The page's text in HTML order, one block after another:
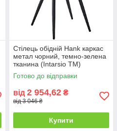
Стілець обідній Hank каркас
метал чорний, темно-зелена
тканина (Intarsio TM)
Готово до відправки
від 2 954,62 ₴
від 3 046 ₴
Купити